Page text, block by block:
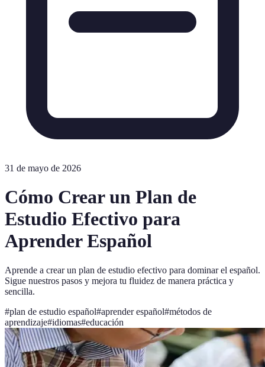
31 de mayo de 2026
Cómo Crear un Plan de
Estudio Efectivo para
Aprender Español
Aprende a crear un plan de estudio efectivo para dominar el español.
Sigue nuestros pasos y mejora tu fluidez de manera práctica y
sencilla.
#plan de estudio español#aprender español#métodos de
aprendizaje#idiomas#educación